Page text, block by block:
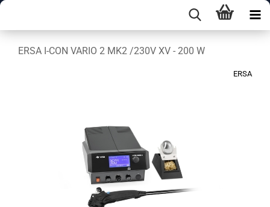
ERSA I-CON VARIO 2 MK2 /230V XV - 200 W
ERSA